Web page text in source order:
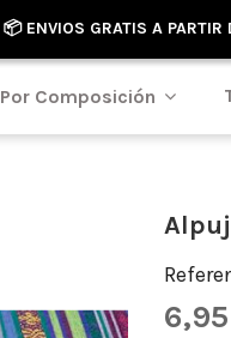
📦 ENVIOS GRATIS A
Por Composición